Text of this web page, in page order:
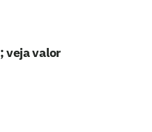
veja valor